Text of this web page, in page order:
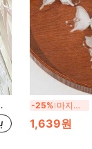
-25% 마지막 3일
1,639원